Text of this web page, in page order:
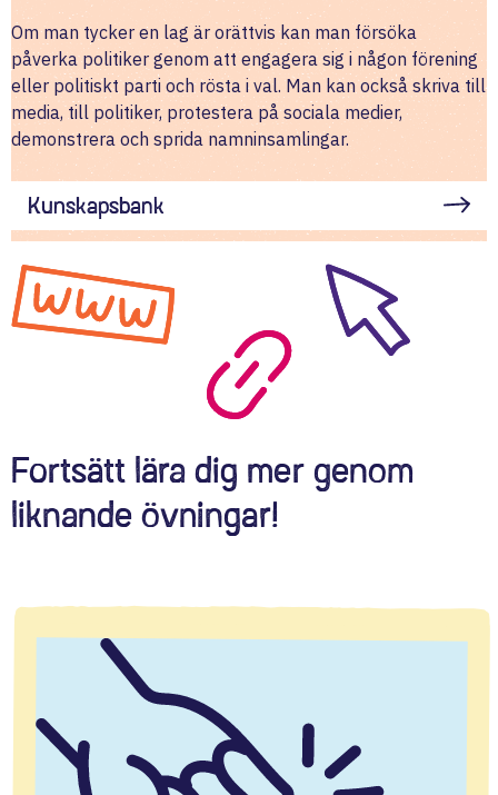
Om man tycker en lag är orättvis kan man försöka
påverka politiker genom att engagera sig i någon förening
eller politiskt parti och rösta i val. Man kan också skriva till
media, till politiker, protestera på sociala medier,
demonstrera och sprida namninsamlingar.
Kunskapsbank
Fortsätt lära dig mer genom
liknande övningar!